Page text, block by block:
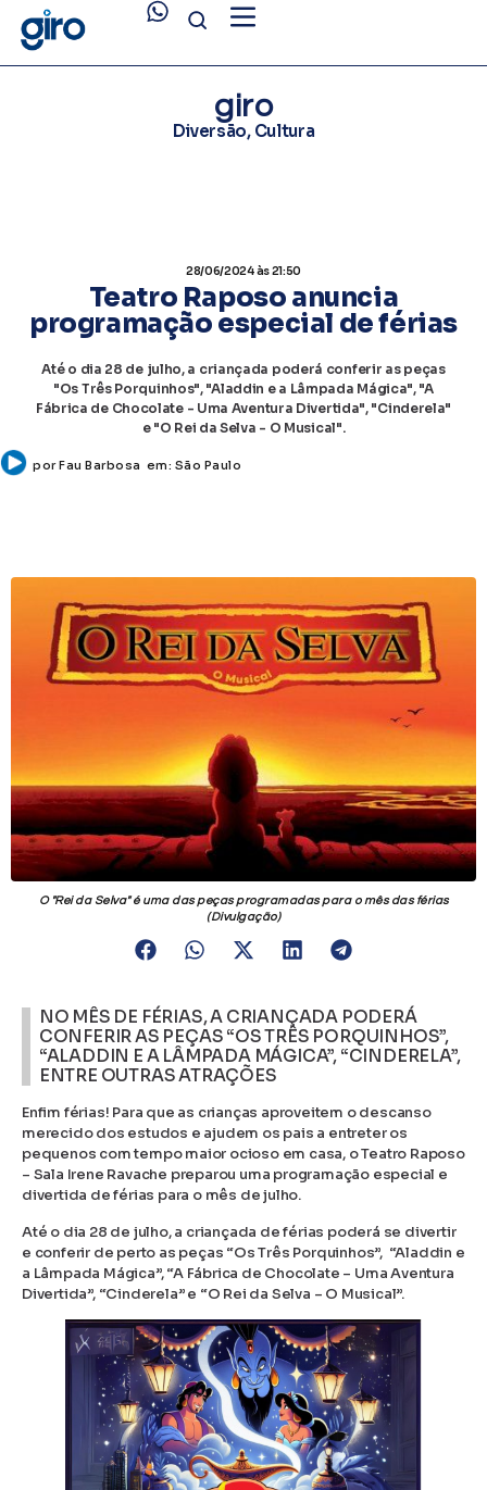
giro
Diversão, Cultura
28/06/2024às 21:50
Teatro Raposo anuncia
programação especial de férias
Até o dia 28 de julho, a criançada poderá conferir as peças
"Os Três Porquinhos", "Aladdin e a Lâmpada Mágica", "A
Fábrica de Chocolate - Uma Aventura Divertida", "Cinderela"
e "O Rei da Selva - O Musical".
porFau Barbosa em: São Paulo
O "Rei da Selva" é uma das peças programadas para o mês das férias
(Divulgação)
NO MÊS DE FÉRIAS, A CRIANÇADA PODERÁ
CONFERIR AS PEÇAS “OS TRÊS PORQUINHOS”,
“ALADDIN E A LÂMPADA MÁGICA”, “CINDERELA”,
ENTRE OUTRAS ATRAÇÕES
Enfim férias! Para que as crianças aproveitem o descanso
merecido dos estudos e ajudem os pais a entreter os
pequenos com tempo maior ocioso em casa, o Teatro Raposo
– Sala Irene Ravache preparou uma programação especial e
divertida de férias para o mês de julho.
Até o dia 28 de julho, a criançada de férias poderá se divertir
e conferir de perto as peças “Os Três Porquinhos”, “Aladdin e
a Lâmpada Mágica”, “A Fábrica de Chocolate – Uma Aventura
Divertida”, “Cinderela” e “O Rei da Selva – O Musical”.